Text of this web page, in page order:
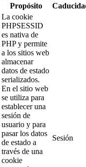
Propósito
La cookie
PHPSESSID
es nativa de
PHP y permite
a los sitios web
almacenar
datos de estado
serializados.
En el sitio web
se utiliza para
establecer una
sesión de
usuario y para
pasar los datos
de estado a
través de una
cookie
Sesión